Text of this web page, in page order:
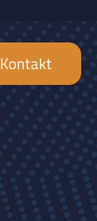
Kontakt